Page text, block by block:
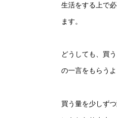
生活をする上で
ます。
どうしても、買
の一言をもらうよ
買う量を少しず